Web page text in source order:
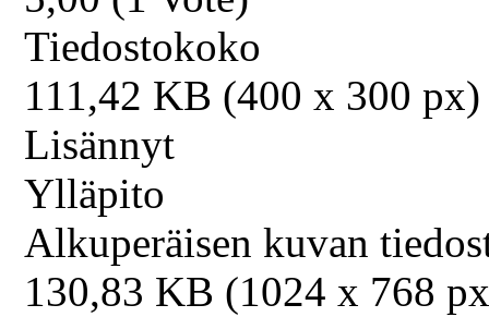
Tiedostokoko
111,42 KB (400 x 300 px)
Lisännyt
Ylläpito
Alkuperäisen kuvan
130,83 KB (1024 x 768